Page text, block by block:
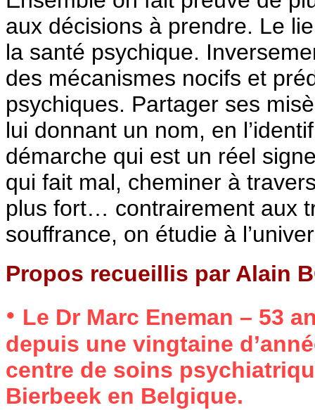
aux décisions à prendre. Le
la santé psychique.
des mécanismes nocifs et
psychiques. Partager ses
lui donnant un nom, en
démarche qui est un réel
qui fait mal, cheminer à
plus fort… contrairement aux
souffrance, on étudie à
Propos recueillis par Alain
• Le Dr Marc Eneman – 53
depuis une vingtaine
centre de soins
Bierbeek en Belgique.